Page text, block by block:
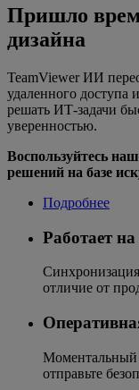
Пришло
дизайна
TeamViewer ИИ
удаленного доступа
решать ИТ-задачи
уверенностью.
Воспользуйтесь
решений на базе
Подробнее
Работает на
отличие от
Моментальный
отправьте